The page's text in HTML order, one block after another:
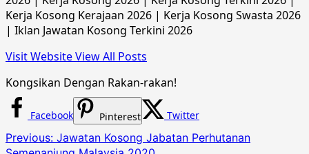
Kerja Kosong Kerajaan 2026 | Kerja Kosong Swasta 2026
| Iklan Jawatan Kosong Terkini 2026
Visit WebsiteView All Posts
Kongsikan Dengan Rakan-rakan!
Facebook Pinterest Twitter
Post
Previous: Jawatan Kosong Jabatan Perhutanan